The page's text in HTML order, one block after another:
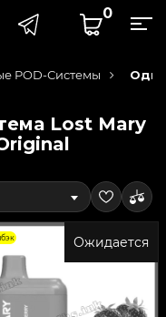
0
POD-Системы
Lost Mary
Ожидается